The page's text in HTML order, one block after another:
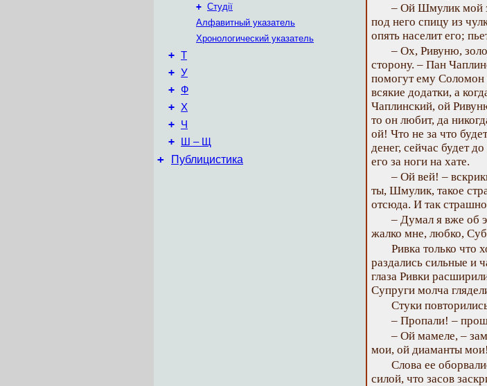
+ Студії
Алфавитный указатель
Хронологический указатель
+ Т
+ У
+ Ф
+ Х
+ Ч
+ Ш – Щ
+ Публицистика
– Ой Шмулик мой
под него спицу из
опять населит его;
– Ох, Ривуню,
сторону. – Пан
помогут ему Соломон
всякие додатки, а
Чаплинский, ой
то он любит, да
ой! Что не за что
денег, сейчас будет
его за ноги на хате.
– Ой вей! –
ты, Шмулик, такое
отсюда. И так
– Думал я вже об
жалко мне, любко,
Ривка только что
раздались сильные и
глаза Ривки
Супруги молча
Стуки
– Пропали! –
– Ой мамеле, –
мои, ой диаманты
Слова ее
силой, что засов